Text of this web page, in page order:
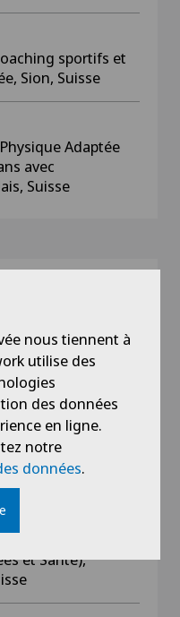
sportifs et
Sion, Suisse
Adaptée
avec
Suisse
la personne lésée
CRR-SUVA
en
APA
du
APAS
et Santé),
nous tiennent à
utilise des
des données
en ligne.
notre
données.